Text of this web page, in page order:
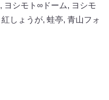
, ヨシモト∞ドーム, ヨシモ
紅しょうが, 蛙亭, 青山フォ